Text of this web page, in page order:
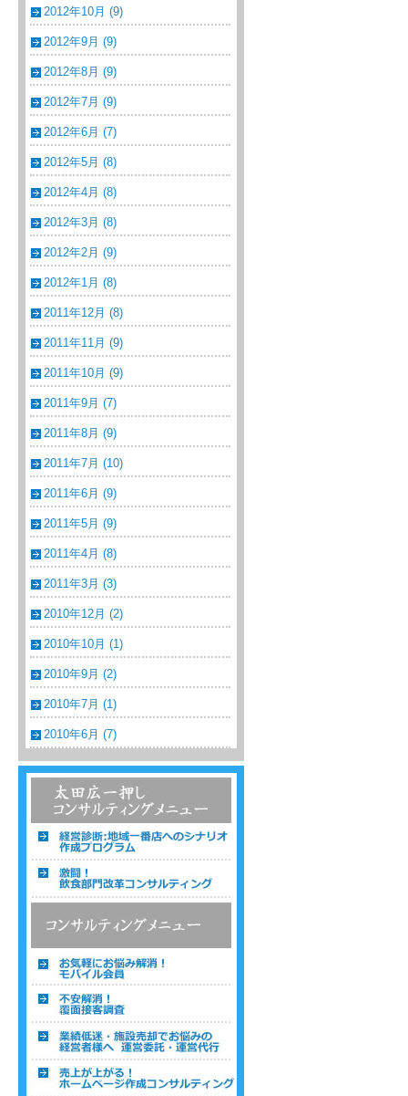
2012年10月 (9)
2012年9月 (9)
2012年8月 (9)
2012年7月 (9)
2012年6月 (7)
2012年5月 (8)
2012年4月 (8)
2012年3月 (8)
2012年2月 (9)
2012年1月 (8)
2011年12月 (8)
2011年11月 (9)
2011年10月 (9)
2011年9月 (7)
2011年8月 (9)
2011年7月 (10)
2011年6月 (9)
2011年5月 (9)
2011年4月 (8)
2011年3月 (3)
2010年12月 (2)
2010年10月 (1)
2010年9月 (2)
2010年7月 (1)
2010年6月 (7)
温浴・温泉・スーパー銭湯コンサルティン
グメニュー一覧